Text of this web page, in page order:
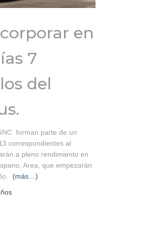
en
7
del
forman parte de un
correspondientes al
a pleno rendimiento en
Area, que empezarán
(más…)